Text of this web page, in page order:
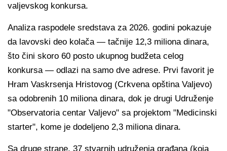
valjevskog konkursa.
Analiza raspodele sredstava za 2026. godini pokazuje
da lavovski deo kolača — tačnije 12,3 miliona dinara,
što čini skoro 60 posto ukupnog budžeta celog
konkursa — odlazi na samo dve adrese. Prvi favorit je
Hram Vaskrsenja Hristovog (Crkvena opština Valjevo)
sa odobrenih 10 miliona dinara, dok je drugi Udruženje
"Observatoria centar Valjevo" sa projektom "Medicinski
starter", kome je dodeljeno 2,3 miliona dinara.
Sa druge strane, 37 stvarnih udruženja građana (koja